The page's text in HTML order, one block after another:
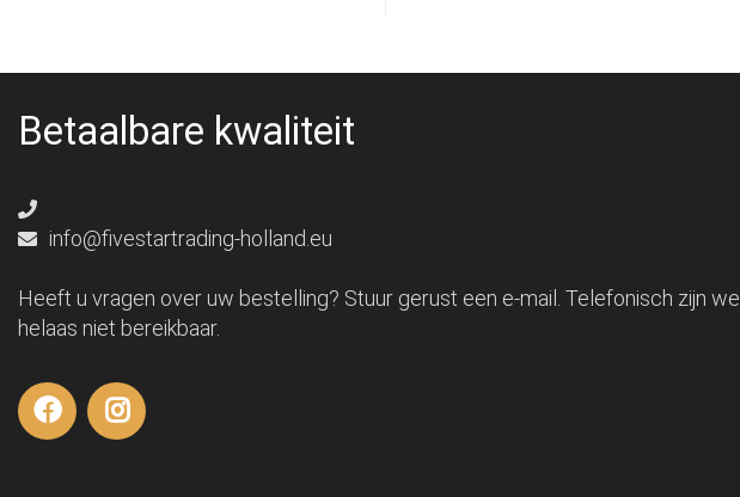
Betaalbare kwaliteit
info@fivestartrading-holland.eu
Heeft u vragen over uw bestelling? Stuur gerust een e-mail. Telefonisch zijn we
helaas niet bereikbaar.